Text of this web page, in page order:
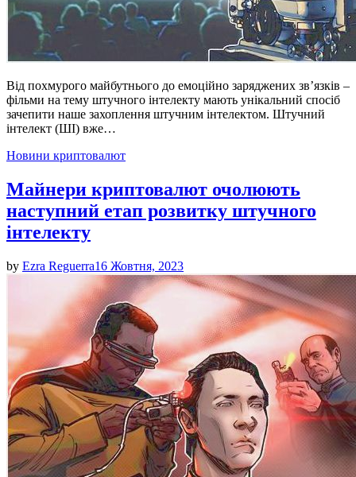
Від похмурого майбутнього до емоційно заряджених зв’язків –
фільми на тему штучного інтелекту мають унікальний спосіб
зачепити наше захоплення штучним інтелектом. Штучний
інтелект (ШІ) вже…
Posted
Новини криптовалют
Майнери криптовалют очолюють
наступний етап розвитку штучного
інтелекту
by Ezra Reguerra16 Жовтня, 2023